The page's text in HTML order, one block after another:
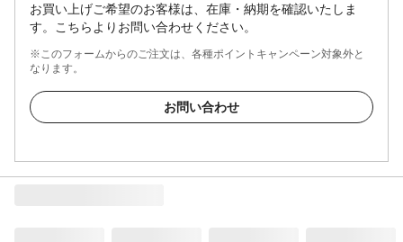
お買い上げご希望のお客様は、在庫・納期を確認いたしま
す。こちらよりお問い合わせください。
※このフォームからのご注文は、各種ポイントキャンペーン対象外と
なります。
お問い合わせ